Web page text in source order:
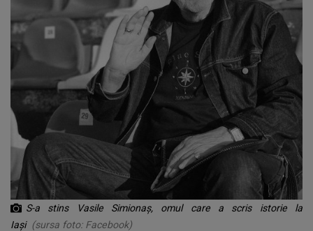
S-a stins Vasile Simionaș, omul care a scris istorie la
Iași (sursa foto: Facebook)